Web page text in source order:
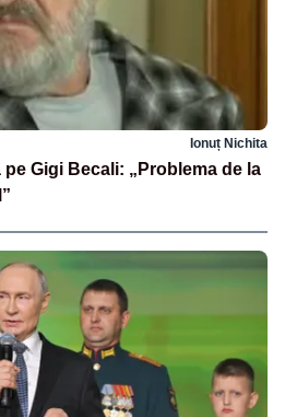
Ionuț Nichita
pe Gigi Becali: „Problema de la